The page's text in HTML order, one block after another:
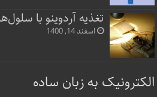
تغذیه آردوینو با
اسفند 14, 1400
الکترونیک به زبان ساده